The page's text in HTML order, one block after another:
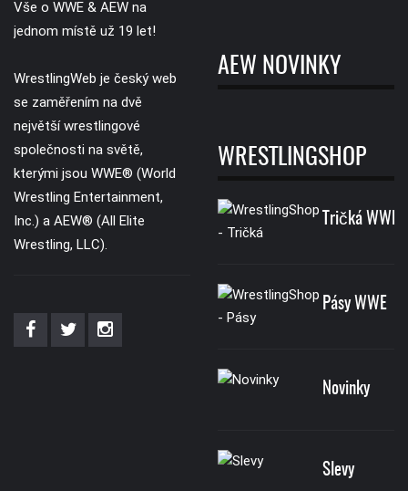
Vše o WWE & AEW na
jednom místě už 19 let!
WrestlingWeb je český web
se zaměřením na dvě
největší wrestlingové
společnosti na světě,
kterými jsou WWE® (World
Wrestling Entertainment,
Inc.) a AEW® (All Elite
Wrestling, LLC).
AEW NOVINKY
WRESTLINGSHOP
Tričká WWE
Pásy WWE
Novinky
Slevy